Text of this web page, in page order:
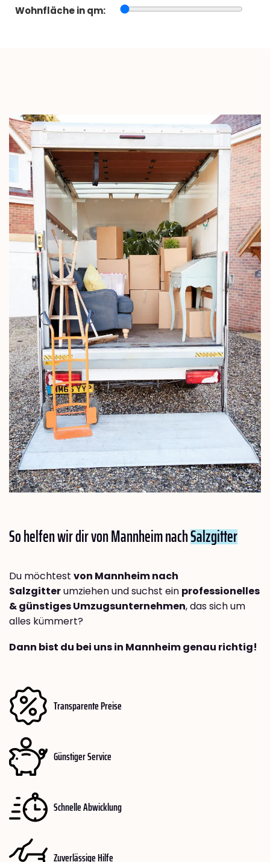
Wohnfläche in qm:
So helfen wir dir von Mannheim nachSalzgitter
Du möchtest von Mannheim nach
Salzgitterumziehen und suchst ein professionelles
& günstiges Umzugsunternehmen, das sich um
alles kümmert?
Dann bist du bei uns in Mannheim genau richtig!
Transparente Preise
Günstiger Service
Schnelle Abwicklung
Zuverlässige Hilfe